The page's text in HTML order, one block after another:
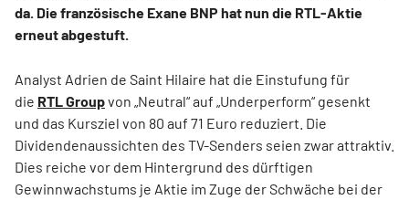
da. Die französische Exane BNP hat nun die RTL-Aktie
erneut abgestuft.
Analyst Adrien de Saint Hilaire hat die Einstufung für
die RTL Groupvon „Neutral“ auf „Underperform“ gesenkt
und das Kursziel von 80 auf 71 Euro reduziert. Die
Dividendenaussichten des TV-Senders seien zwar attraktiv.
Dies reiche vor dem Hintergrund des dürftigen
Gewinnwachstums je Aktie im Zuge der Schwäche bei der